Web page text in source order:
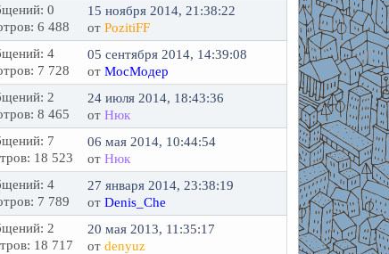
0
6 488
15 ноября 2014, 21:38:22
отPozitiFF
4
7 728
05 сентября 2014, 14:39:08
отМосМодер
2
8 465
24 июля 2014, 18:43:36
отНюк
7
18 523
06 мая 2014, 10:44:54
отНюк
4
7 789
27 января 2014, 23:38:19
отDenis_Che
2
18 717
20 мая 2013, 11:35:17
отdenyuz